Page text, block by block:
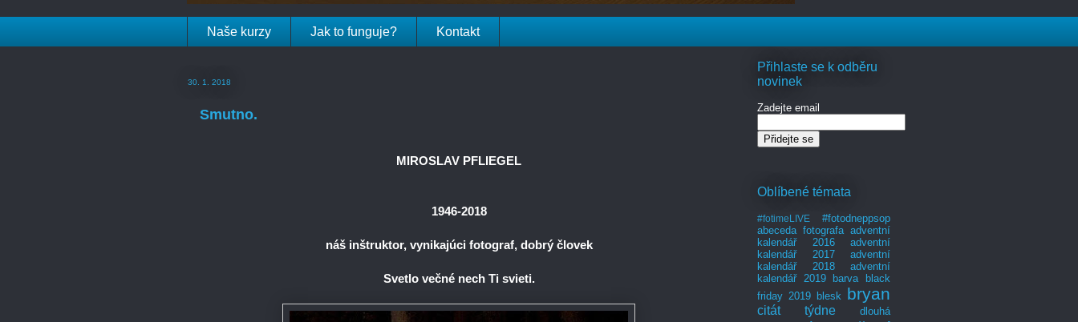
Naše kurzy Jak to funguje? Kontakt
30. 1. 2018
Smutno.
MIROSLAV PFLIEGEL
1946-2018
náš inštruktor, vynikajúci fotograf, dobrý človek
Svetlo večné nech Ti svieti.
Přihlaste se k odběru
novinek
Zadejte email
Oblíbené témata
#fotimeLIVE
#fotodneppsop
abeceda fotografa adventní
kalendář 2016
adventní
kalendář 2017
adventní
kalendář 2018
adventní
kalendář 2019
barva
black
friday 2019 blesk bryan
citát týdne
dlouhá